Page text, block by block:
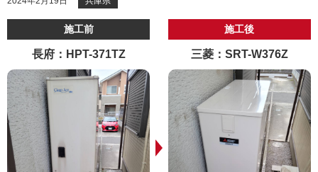
施工前
長府：HPT-371TZ
施工後
三菱：SRT-W376Z